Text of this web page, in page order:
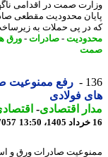
صمت در اقدامی ناگهانی
محدودیت مقطعی صادرات
پی حملات به زیرساخت ها
-صادرات- ورق های
رفع ممنوعیت
فولادی
اقتصادی-اقتصادی-
صادرات ورق و اسلب